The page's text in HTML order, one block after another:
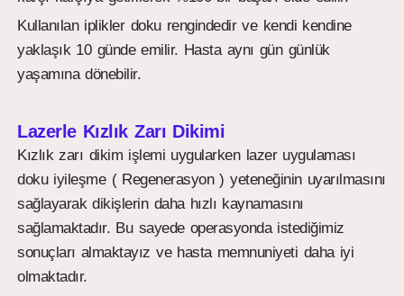
Kullanılan iplikler doku rengindedir ve kendi kendine
yaklaşık 10 günde emilir. Hasta aynı gün günlük
yaşamına dönebilir.
Lazerle Kızlık Zarı Dikimi
Kızlık zarı dikim işlemi uygularken lazer uygulaması
doku iyileşme ( Regenerasyon ) yeteneğinin uyarılmasını
sağlayarak dikişlerin daha hızlı kaynamasını
sağlamaktadır. Bu sayede operasyonda istediğimiz
sonuçları almaktayız ve hasta memnuniyeti daha iyi
olmaktadır.